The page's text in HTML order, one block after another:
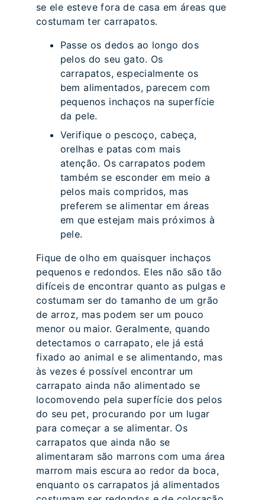
se ele esteve fora de casa em áreas que
costumam ter carrapatos.
Passe os dedos ao longo dos
pelos do seu gato. Os
carrapatos, especialmente os
bem alimentados, parecem com
pequenos inchaços na superfície
da pele.
Verifique o pescoço, cabeça,
orelhas e patas com mais
atenção. Os carrapatos podem
também se esconder em meio a
pelos mais compridos, mas
preferem se alimentar em áreas
em que estejam mais próximos à
pele.
Fique de olho em quaisquer inchaços
pequenos e redondos. Eles não são tão
difíceis de encontrar quanto as pulgas e
costumam ser do tamanho de um grão
de arroz, mas podem ser um pouco
menor ou maior. Geralmente, quando
detectamos o carrapato, ele já está
fixado ao animal e se alimentando, mas
às vezes é possível encontrar um
carrapato ainda não alimentado se
locomovendo pela superfície dos pelos
do seu pet, procurando por um lugar
para começar a se alimentar. Os
carrapatos que ainda não se
alimentaram são marrons com uma área
marrom mais escura ao redor da boca,
enquanto os carrapatos já alimentados